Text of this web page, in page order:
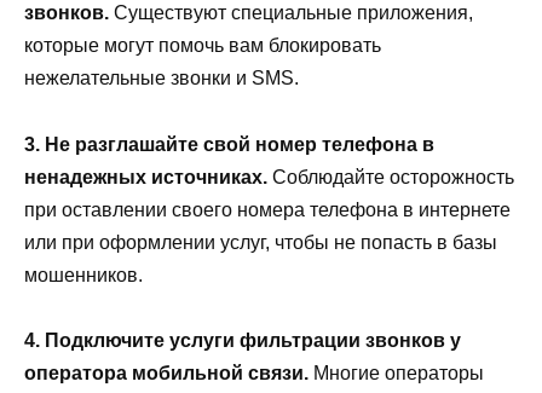
звонков. Существуют специальные приложения,
которые могут помочь вам блокировать
нежелательные звонки и SMS.
3. Не разглашайте свой номер телефона в
ненадежных источниках. Соблюдайте осторожность
при оставлении своего номера телефона в интернете
или при оформлении услуг, чтобы не попасть в базы
мошенников.
4. Подключите услуги фильтрации звонков у
оператора мобильной связи. Многие операторы